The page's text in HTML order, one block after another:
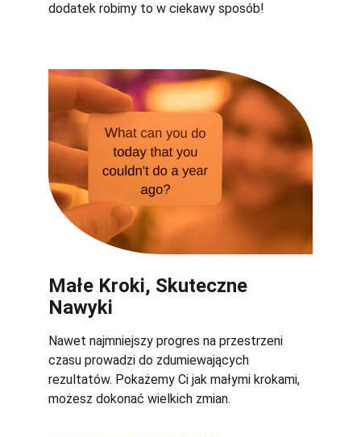
dodatek robimy to w ciekawy sposób!
Małe Kroki, Skuteczne
Nawyki
Nawet najmniejszy progres na przestrzeni
czasu prowadzi do zdumiewających
rezultatów. Pokażemy Ci jak małymi krokami,
możesz dokonać wielkich zmian.